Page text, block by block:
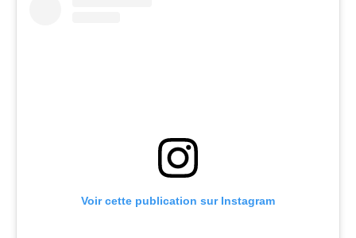
Voir cette publication sur Instagram